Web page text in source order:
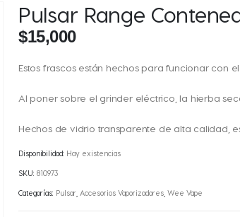
Pulsar Range
$15,000
Estos frascos están hechos para funcionar con
Al poner sobre el grinder eléctrico, la hierba
Hechos de vidrio transparente de alta calidad,
Disponibilidad: Hay existencias
SKU: 810973
Categorías: Pulsar Accesorios Vaporizadores Wee Vape